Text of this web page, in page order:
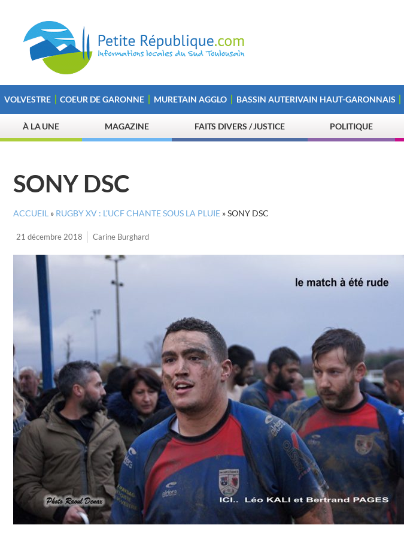
VOLVESTRE COEUR DE GARONNE MURETAIN AGGLO BASSIN AUTERIVAIN HAUT-GARONNAIS
À LA UNE MAGAZINE FAITS DIVERS / JUSTICE POLITIQUE
SONY DSC
ACCUEIL » RUGBY XV : L’UCF CHANTE SOUS LA PLUIE »SONY DSC
21 décembre 2018 Carine Burghard